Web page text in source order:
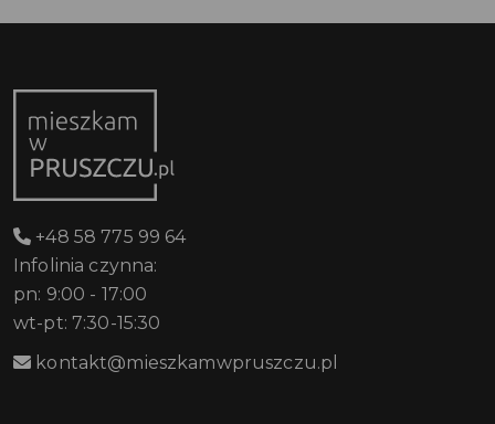
+48 58 775 99 64
Infolinia czynna:
pn: 9:00 - 17:00
wt-pt: 7:30-15:30
kontakt@mieszkamwpruszczu.pl